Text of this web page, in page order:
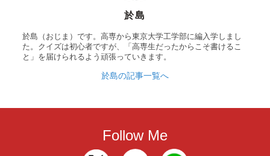
於島
於島（おじま）です。高専から東京大学工学部に編入学しまし
た。クイズは初心者ですが、「高専生だったからこそ書けるこ
と」を届けられるよう頑張っていきます。
於島の記事一覧へ
Follow Me